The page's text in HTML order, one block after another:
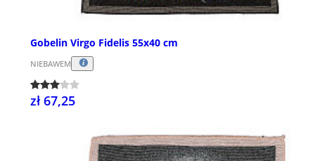
Gobelin Virgo Fidelis 55x40 cm
NIEBAWEM
zł 67,25